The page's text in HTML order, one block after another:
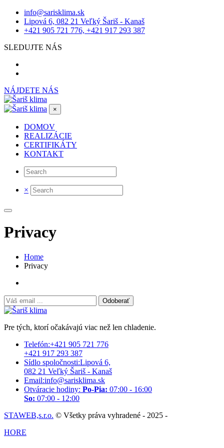
info@sarisklima.sk
Lipová 6, 082 21 Veľký Šariš - Kanaš
+421 905 721 776, +421 917 293 387
SLEDUJTE NÁS
NÁJDETE NÁS
×
DOMOV
REALIZÁCIE
CERTIFIKÁTY
KONTAKT
×
Privacy
Home
Privacy
Odoberať
Pre tých, ktorí očakávajú viac než len chladenie.
Telefón:+421 905 721 776
+421 917 293 387
Sídlo spoločnosti:Lipová 6,
082 21 Veľký Šariš - Kanaš
Email:info@sarisklima.sk
Otváracie hodiny: Po-Pia: 07:00 - 16:00
So: 07:00 - 12:00
STAWEB,s.r.o. © Všetky práva vyhradené - 2025 -
HORE